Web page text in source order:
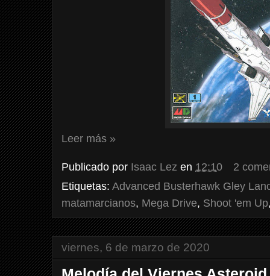
Leer más »
Publicado por Isaac Lez en 12:10
2
Etiquetas: Advanced Busterhawk Gley
matamarcianos, Mega Drive, Shoot 'em Up
viernes, 6 de marzo de 2020